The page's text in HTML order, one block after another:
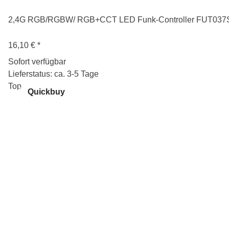
2,4G RGB/RGBW/ RGB+CCT LED Funk-Controller
16,10 € *
Sofort verfügbar
Lieferstatus: ca. 3-5 Tage
Quickbuy
Top